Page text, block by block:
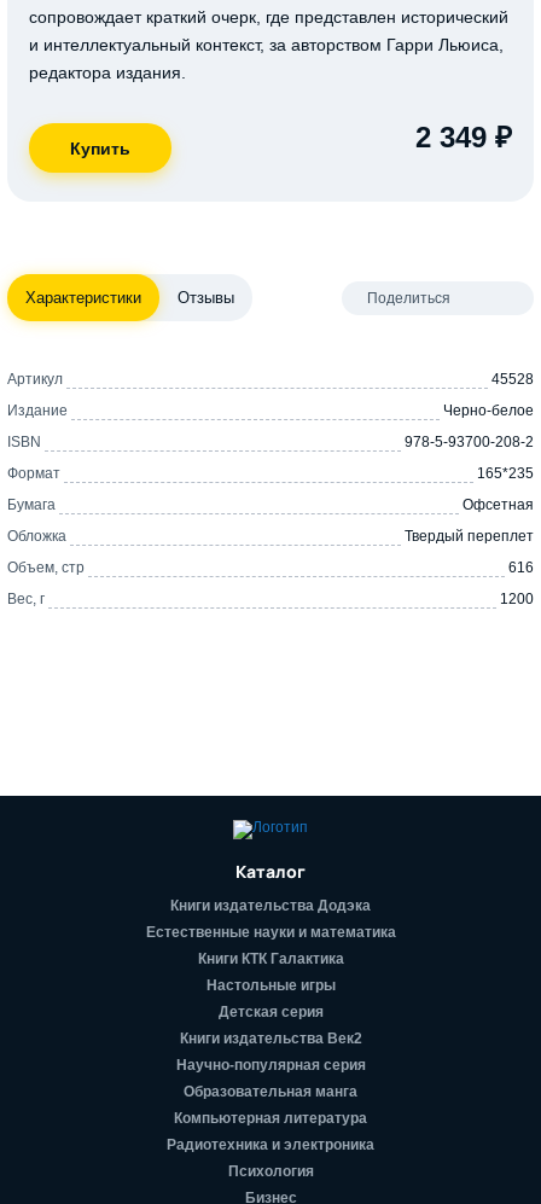
сопровождает краткий очерк, где представлен исторический
и интеллектуальный контекст, за авторством Гарри Льюиса,
редактора издания.
2 349 ₽
Характеристики Отзывы Поделиться
Артикул
45528
Издание
Черно-белое
ISBN
978-5-93700-208-2
Формат
165*235
Бумага
Офсетная
Обложка
Твердый переплет
Объем, стр
616
Вес, г
1200
Каталог
Книги издательства Додэка
Естественные науки и математика
Книги КТК Галактика
Настольные игры
Детская серия
Книги издательства Век2
Научно-популярная серия
Образовательная манга
Компьютерная литература
Радиотехника и электроника
Психология
Бизнес